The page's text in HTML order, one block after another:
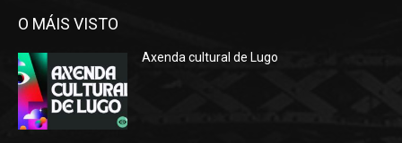
O MÁIS VISTO
Axenda cultural de Lugo